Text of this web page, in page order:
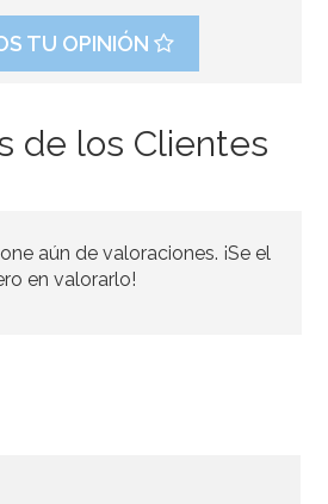
36,95€
TU OPINIÓN
de los Clientes
aún de valoraciones. ¡Se el
en valorarlo!